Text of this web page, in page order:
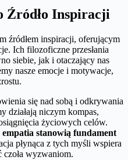
Źródło Inspiracji
źródłem inspiracji, oferującym
Ich filozoficzne przesłania
siebie, jak i otaczający nas
nasze emocje i motywacje,
się nad sobą i odkrywania
działają niczym kompas,
życiowych celów.
stanowią fundament
płynąca z tych myśli wspiera
wyzwaniom.